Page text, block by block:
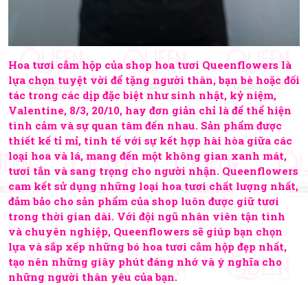
Hoa tươi cắm hộp của shop hoa tươi Queenflowers là
lựa chọn tuyệt vời để tặng người thân, bạn bè hoặc đối
tác trong các dịp đặc biệt như sinh nhật, kỷ niệm,
Valentine, 8/3, 20/10, hay đơn giản chỉ là để thể hiện
tình cảm và sự quan tâm đến nhau. Sản phẩm được
thiết kế tỉ mỉ, tinh tế với sự kết hợp hài hòa giữa các
loại hoa và lá, mang đến một không gian xanh mát,
tươi tắn và sang trọng cho người nhận. Queenflowers
cam kết sử dụng những loại hoa tươi chất lượng nhất,
đảm bảo cho sản phẩm của shop luôn được giữ tươi
trong thời gian dài. Với đội ngũ nhân viên tận tình
và chuyên nghiệp, Queenflowers sẽ giúp bạn chọn
lựa và sắp xếp những bó hoa tươi cắm hộp đẹp nhất,
tạo nên những giây phút đáng nhớ và ý nghĩa cho
những người thân yêu của bạn.